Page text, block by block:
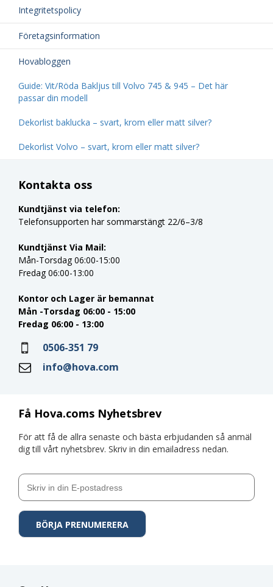
Integritetspolicy
Företagsinformation
Hovabloggen
Guide: Vit/Röda Bakljus till Volvo 745 & 945 – Det här
passar din modell
Dekorlist baklucka – svart, krom eller matt silver?
Dekorlist Volvo – svart, krom eller matt silver?
Få Hova.coms Nyhetsbrev
För att få de allra senaste och bästa erbjudanden så anmäl
dig till vårt nyhetsbrev. Skriv in din emailadress nedan.
Kontakta oss
Kundtjänst via telefon:
Telefonsupporten har sommarstängt 22/6–3/8
Kundtjänst Via Mail:
Mån-Torsdag 06:00-15:00
Fredag 06:00-13:00
Kontor och Lager är bemannat
Mån -Torsdag 06:00 - 15:00
Fredag 06:00 - 13:00
0506-351 79
info@hova.com